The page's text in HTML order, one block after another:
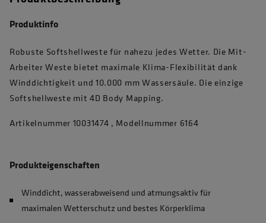
Produktinfo
Robuste Softshellweste für nahezu jedes Wetter. Die Mit-
Arbeiter Weste bietet maximale Klima-Flexibilität dank
Winddichtigkeit und 10.000 mm Wassersäule. Die einzige
Softshellweste mit 4D Body Mapping.
Artikelnummer 10031474 , Modellnummer 6164
Produkteigenschaften
Winddicht, wasserabweisend und atmungsaktiv für
maximalen Wetterschutz und bestes Körperklima